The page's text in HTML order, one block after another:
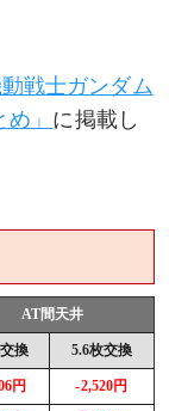
戦士ガンダム
」 に掲載し
AT間天井
換 5.6枚交換
円 -2,520円